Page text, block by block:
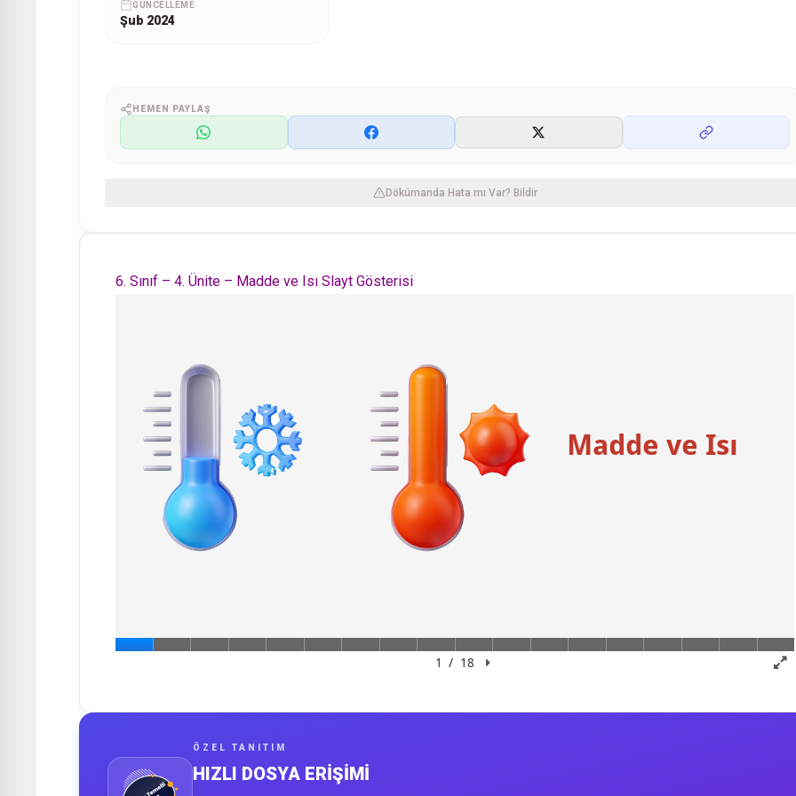
GÜNCELLEME
Şub 2024
HEMEN PAYLAŞ
Dökümanda Hata mı Var? Bildir
6. Sınıf – 4. Ünite – Madde ve Isı Slayt Gösterisi
ÖZEL TANITIM
HIZLI DOSYA ERİŞİMİ